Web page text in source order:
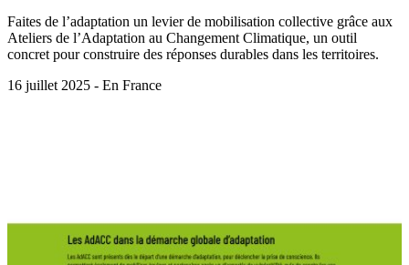
Faites de l’adaptation un levier de mobilisation collective grâce aux
Ateliers de l’Adaptation au Changement Climatique, un outil
concret pour construire des réponses durables dans les territoires.
16 juillet 2025 - En France